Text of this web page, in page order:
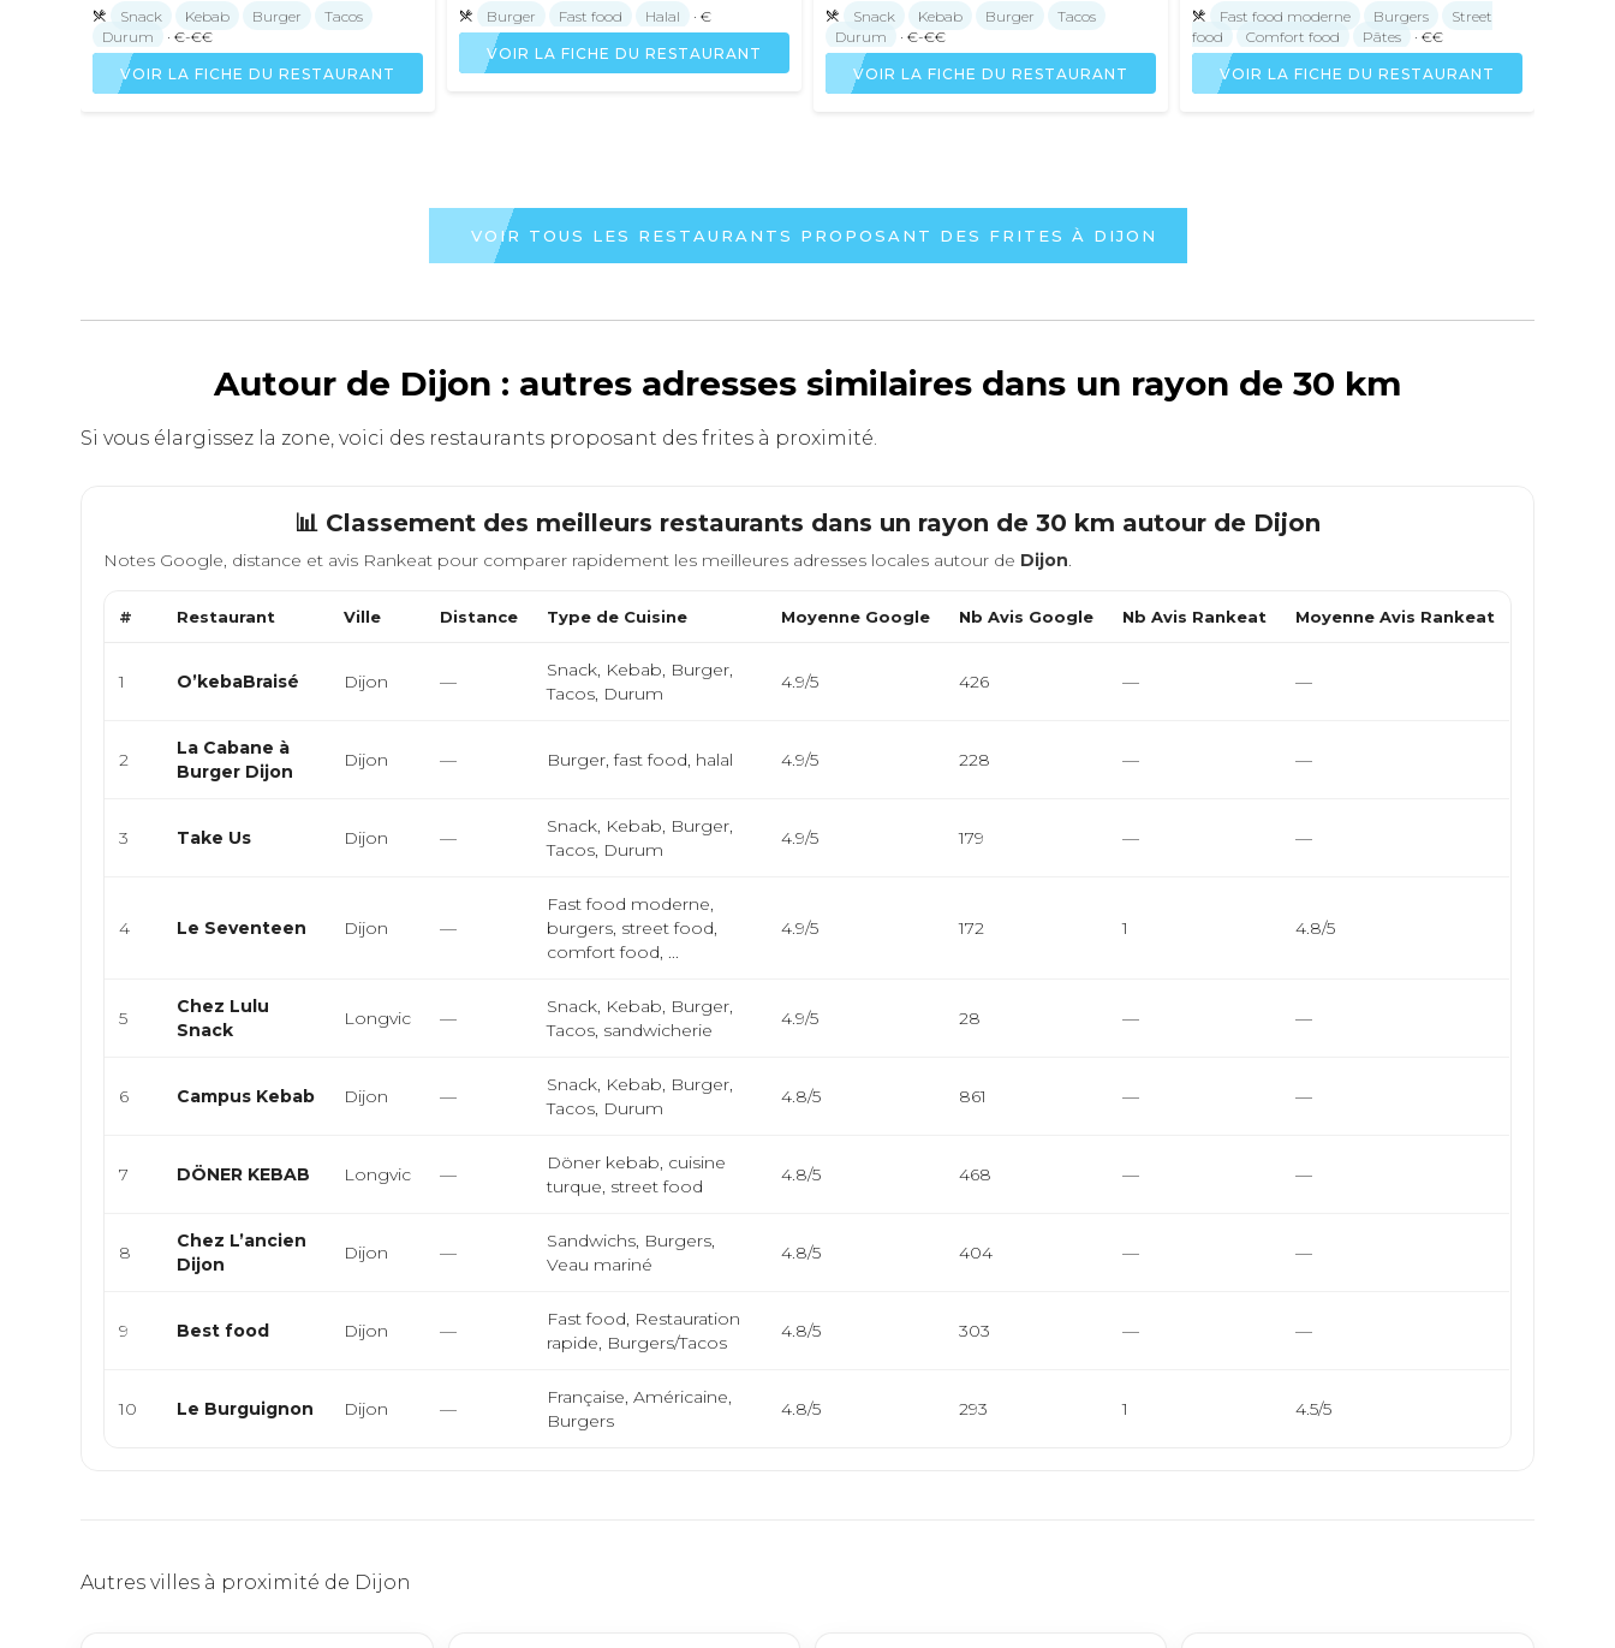
Snack Kebab Burger
Tacos
Durum
· €-€€
VOIR LA FICHE DU RESTAURANT
Burger Fast food Halal · €
VOIR LA FICHE DU RESTAURANT
Snack Kebab Burger
Tacos
Durum
· €-€€
VOIR LA FICHE DU RESTAURANT
Fast food moderne Burgers
Street
food
Comfort food Pâtes · €€
VOIR LA FICHE DU RESTAURANT
VOIR TOUS LES RESTAURANTS PROPOSANT DES FRITES À DIJON
Autour de Dijon : autres adresses similaires dans un rayon de 30 km
Si vous élargissez la zone, voici des restaurants proposant des frites à proximité.
📊 Classement des meilleurs restaurants dans un rayon de 30 km autour de Dijon
Notes Google, distance et avis Rankeat pour comparer rapidement les meilleures adresses locales autour de Dijon.
# Restaurant Ville Distance Type de Cuisine Moyenne Google Nb Avis Google Nb Avis Rankeat Moyenne Avis Rankeat
1 O’kebaBraisé Dijon —
Snack, Kebab, Burger,
Tacos, Durum
4.9/5 426 — —
2
La Cabane à
Burger Dijon
Dijon — Burger, fast food, halal 4.9/5 228 — —
3 Take Us Dijon —
Snack, Kebab, Burger,
Tacos, Durum
4.9/5 179 — —
4 Le Seventeen Dijon —
Fast food moderne,
burgers, street food,
comfort food, ...
4.9/5 172 1 4.8/5
5
Chez Lulu
Snack
Longvic —
Snack, Kebab, Burger,
Tacos, sandwicherie
4.9/5 28 — —
6 Campus Kebab Dijon —
Snack, Kebab, Burger,
Tacos, Durum
4.8/5 861 — —
7 DÖNER KEBAB Longvic —
Döner kebab, cuisine
turque, street food
4.8/5 468 — —
8
Chez L’ancien
Dijon
Dijon —
Sandwichs, Burgers,
Veau mariné
4.8/5 404 — —
9 Best food Dijon —
Fast food, Restauration
rapide, Burgers/Tacos
4.8/5 303 — —
10 Le Burguignon Dijon —
Française, Américaine,
Burgers
4.8/5 293 1 4.5/5
Autres villes à proximité de Dijon